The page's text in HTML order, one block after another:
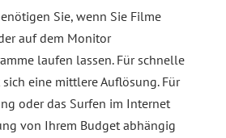
Sie, wenn Sie Filme
auf dem Monitor
laufen lassen. Für schnelle
eine mittlere Auflösung. Für
oder das Surfen im Internet
von Ihrem Budget abhängig